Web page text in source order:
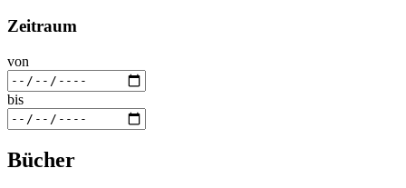
Zeitraum
von
bis
Bücher